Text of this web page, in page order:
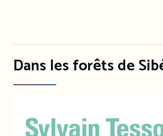
Dans les forêts de